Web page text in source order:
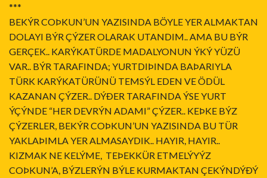
***
BEKÝR COÞKUN’UN YAZISINDA BÖYLE YER ALMAKTAN
DOLAYI BÝR ÇÝZER OLARAK UTANDIM.. AMA BU BÝR
GERÇEK.. KARÝKATÜRDE MADALYONUN ÝKÝ YÜZÜ
VAR.. BÝR TARAFINDA; YURTDIÞINDA BAÞARIYLA
TÜRK KARÝKATÜRÜNÜ TEMSÝL EDEN VE ÖDÜL
KAZANAN ÇÝZER.. DÝÐER TARAFINDA ÝSE YURT
ÝÇÝNDE “HER DEVRÝN ADAMI” ÇÝZER.. KEÞKE BÝZ
ÇÝZERLER, BEKÝR COÞKUN’UN YAZISINDA BU TÜR
YAKLAÞIMLA YER ALMASAYDIK.. HAYIR, HAYIR..
KIZMAK NE KELÝME, TEÞEKKÜR ETMELÝYÝZ
COÞKUN’A, BÝZLERÝN BÝLE KURMAKTAN ÇEKÝNDÝÐÝ